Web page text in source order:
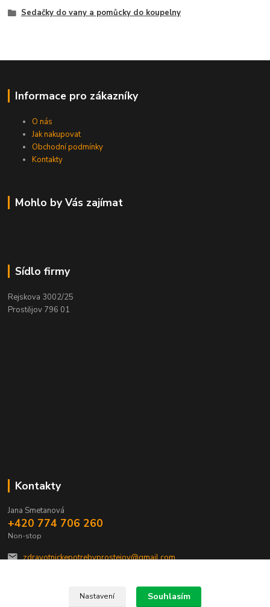
Sedačky do vany a pomůcky do koupelny
Informace pro zákazníky
O nás
Jak nakupovat
Obchodní podmínky
Kontakty
Mohlo by Vás zajímat
Sídlo firmy
Rejskova 3002/25
Prostějov 796 01
Kontakty
Jana Smetanová
+420 774 706 260
Non-stop
zdravotnickepotrebyprostejov@gmail.com
Nastavení Souhlasím